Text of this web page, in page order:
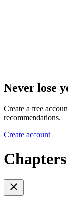
Never lose
Create a free
recommendations.
Create account
Chapters